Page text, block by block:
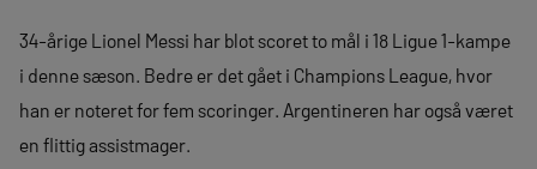
34-årige Lionel Messi har blot scoret to mål i 18 Ligue 1-kampe
i denne sæson. Bedre er det gået i Champions League, hvor
han er noteret for fem scoringer. Argentineren har også været
en flittig assistmager.